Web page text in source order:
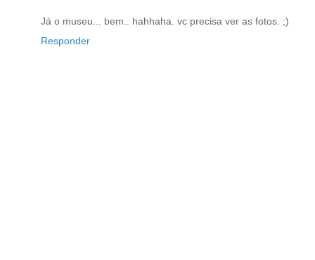
Já o museu... bem.. hahhaha. vc precisa ver as fotos. ;)
Responder